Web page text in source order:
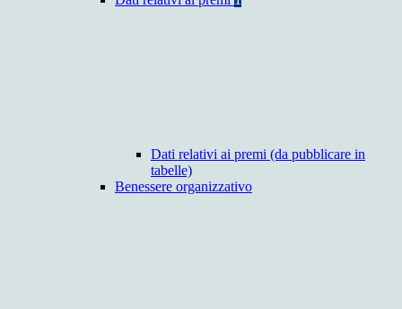
Dati relativi ai premi (da pubblicare in
tabelle)
Benessere organizzativo